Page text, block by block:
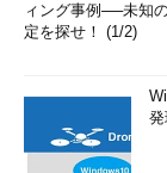
ィング事例──未知
定を探せ！ (1/2)